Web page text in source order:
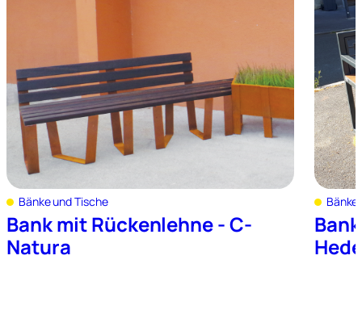
Bänke und Tische
Bank mit Rückenlehne - C-
Natura
Bänke